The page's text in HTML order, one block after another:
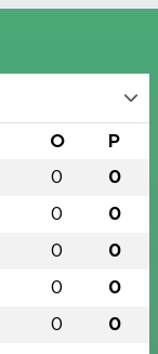
O P
0 0
0 0
0 0
0 0
0 0